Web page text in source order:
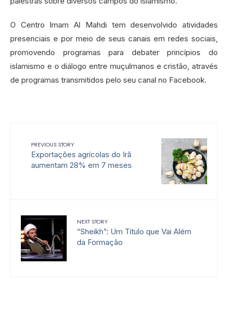
O Centro Imam Al Mahdi tem desenvolvido atividades
presenciais e por meio de seus canais em redes sociais,
promovendo programas para debater princípios do
islamismo e o diálogo entre muçulmanos e cristão, através
de programas transmitidos pelo seu canal no Facebook.
PREVIOUS STORY
Exportações agrícolas do Irã
aumentam 28% em 7 meses
NEXT STORY
“Sheikh”: Um Título que Vai Além
da Formação